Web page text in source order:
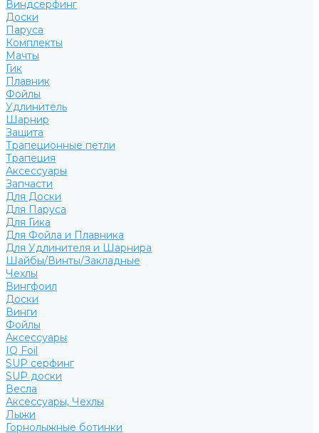
Виндсерфинг
Доски
Паруса
Комплекты
Мачты
Гик
Плавник
Фойлы
Удлинитель
Шарнир
Защита
Трапеционные петли
Трапеция
Аксессуары
Запчасти
Для Доски
Для Паруса
Для Гика
Для Фойла и Плавника
Для Удлинителя и Шарнира
Шайбы/Винты/Закладные
Чехлы
Вингфоил
Доски
Винги
Фойлы
Аксессуары
IQ Foil
SUP серфинг
SUP доски
Весла
Аксессуары, Чехлы
Лыжи
Горнолыжные ботинки